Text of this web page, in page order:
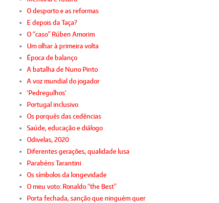
O desporto e as reformas
E depois da Taça?
O “caso” Rúben Amorim
Um olhar à primeira volta
Época de balanço
A batalha de Nuno Pinto
A voz mundial do jogador
'Pedregulhos'
Portugal inclusivo
Os porquês das cedências
Saúde, educação e diálogo
Odivelas, 2020
Diferentes gerações, qualidade lusa
Parabéns Tarantini
Os símbolos da longevidade
O meu voto: Ronaldo “the Best”
Porta fechada, sanção que ninguém quer